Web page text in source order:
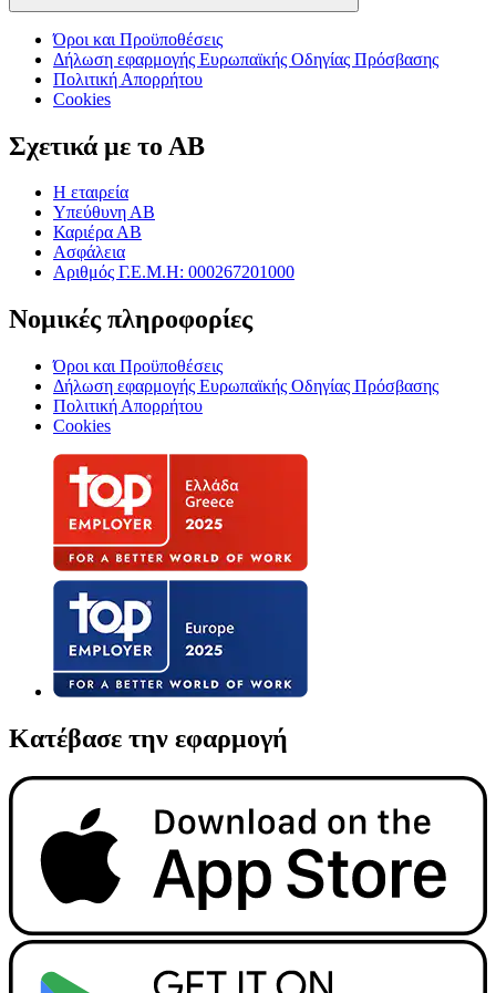
Όροι και Προϋποθέσεις
Δήλωση εφαρμογής Ευρωπαϊκής Οδηγίας Πρόσβασης
Πολιτική Απορρήτου
Cookies
Σχετικά με το ΑΒ
Η εταιρεία
Υπεύθυνη ΑΒ
Καριέρα ΑΒ
Ασφάλεια
Αριθμός Γ.Ε.Μ.Η: 000267201000
Νομικές πληροφορίες
Όροι και Προϋποθέσεις
Δήλωση εφαρμογής Ευρωπαϊκής Οδηγίας Πρόσβασης
Πολιτική Απορρήτου
Cookies
Κατέβασε την εφαρμογή